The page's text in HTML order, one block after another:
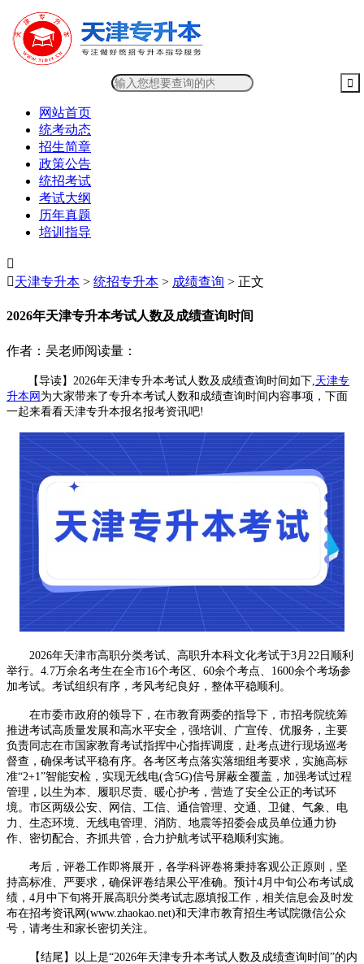
网站首页
统考动态
招生简章
政策公告
统招考试
考试大纲
历年真题
培训指导

天津专升本 > 统招专升本 > 成绩查询 > 正文
2026年天津专升本考试人数及成绩查询时间
作者：吴老师阅读量：
【导读】2026年天津专升本考试人数及成绩查询时间如下, 天津专
升本网为大家带来了专升本考试人数和成绩查询时间内容事项，下面
一起来看看天津专升本报名报考资讯吧!
2026年天津市高职分类考试、高职升本科文化考试于3月22日顺利
举行。4.7万余名考生在全市16个考区、60余个考点、1600余个考场参
加考试。考试组织有序，考风考纪良好，整体平稳顺利。
在市委市政府的领导下，在市教育两委的指导下，市招考院统筹
推进考试高质量发展和高水平安全，强培训、广宣传、优服务，主要
负责同志在市国家教育考试指挥中心指挥调度，赴考点进行现场巡考
督查，确保考试平稳有序。各考区考点落实落细组考要求，实施高标
准“2+1”智能安检，实现无线电(含5G)信号屏蔽全覆盖，加强考试过程
管理，以生为本、履职尽责、暖心护考，营造了安全公正的考试环
境。市区两级公安、网信、工信、通信管理、交通、卫健、气象、电
力、生态环境、无线电管理、消防、地震等招委会成员单位通力协
作、密切配合、齐抓共管，合力护航考试平稳顺利实施。
考后，评卷工作即将展开，各学科评卷将秉持客观公正原则，坚
持高标准、严要求，确保评卷结果公平准确。预计4月中旬公布考试成
绩，4月中下旬将开展高职分类考试志愿填报工作，相关信息会及时发
布在招考资讯网(www.zhaokao.net)和天津市教育招生考试院微信公众
号，请考生和家长密切关注。
【结尾】以上是“2026年天津专升本考试人数及成绩查询时间”的内